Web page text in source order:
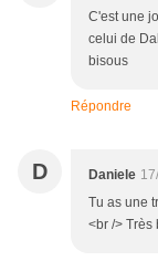
C'est une
celui de
bisous
Répondre
D Daniele
Tu as une
<br /> Très